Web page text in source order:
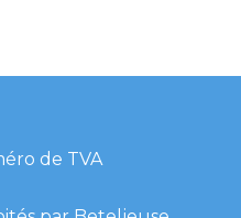
de TVA